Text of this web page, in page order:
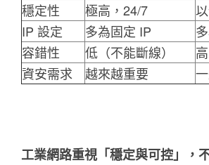
穩定性
極高，24/7
IP 設定
多為固定 IP
容錯性
低（不能斷線）
高
資安需求
越來越重要
工業網路重視「穩定與可控」，